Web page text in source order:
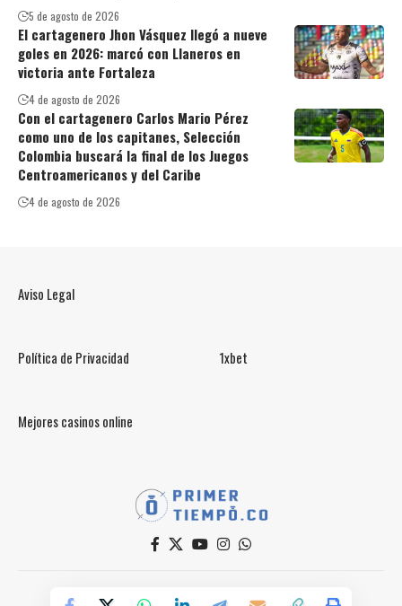
5 de agosto de 2026
El cartagenero Jhon Vásquez llegó a nueve
goles en 2026: marcó con Llaneros en
victoria ante Fortaleza
4 de agosto de 2026
Con el cartagenero Carlos Mario Pérez
como uno de los capitanes, Selección
Colombia buscará la final de los Juegos
Centroamericanos y del Caribe
4 de agosto de 2026
Aviso Legal
Política de Privacidad 1xbet
Mejores casinos online